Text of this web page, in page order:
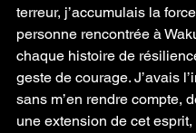
terreur, j’accumulais la
personne rencontrée à
chaque histoire de
geste de courage. J’avais
sans m’en rendre compte,
une extension de cet